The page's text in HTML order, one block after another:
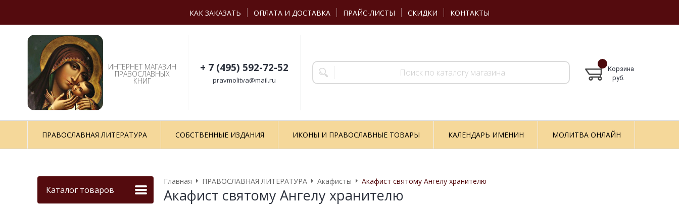
КАК ЗАКАЗАТЬ ОПЛАТА И ДОСТАВКА ПРАЙС-ЛИСТЫ СКИДКИ КОНТАКТЫ
ИНТЕРНЕТ МАГАЗИН
ПРАВОСЛАВНЫХ
КНИГ
+ 7 (495) 592-72-52
pravmolitva@mail.ru
Корзина
руб.
ПРАВОСЛАВНАЯ ЛИТЕРАТУРА СОБСТВЕННЫЕ ИЗДАНИЯ ИКОНЫ И ПРАВОСЛАВНЫЕ ТОВАРЫ КАЛЕНДАРЬ ИМЕНИН МОЛИТВА ОНЛАЙН
Каталог товаров
Главная ПРАВОСЛАВНАЯ ЛИТЕРАТУРА Акафисты Акафист святому Ангелу хранителю
Акафист святому Ангелу хранителю